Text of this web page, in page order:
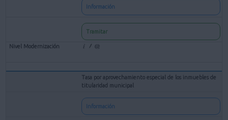
Información
Tramitar
Tasa por aprovechamiento especial de los inmuebles de
titularidad municipal
Información